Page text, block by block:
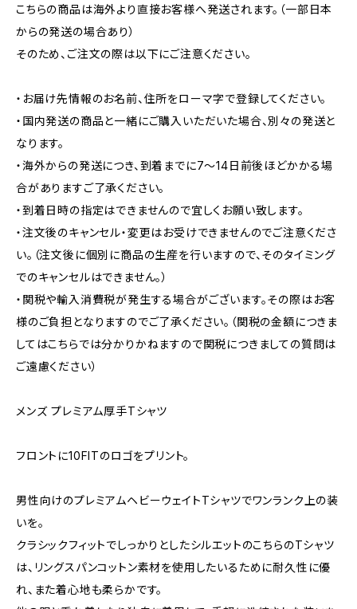
こちらの商品は海外より直接お客様へ発送されます。（一部日本
からの発送の場合あり）
そのため、ご注文の際は以下にご注意ください。
・お届け先情報のお名前、住所をローマ字で登録してください。
・国内発送の商品と一緒にご購入いただいた場合、別々の発送と
なります。
・海外からの発送につき、到着までに7〜14日前後ほどかかる場
合がありますご了承ください。
・到着日時の指定はできませんので宜しくお願い致します。
・注文後のキャンセル・変更はお受けできませんのでご注意くださ
い。（注文後に個別に商品の生産を行いますので、そのタイミング
でのキャンセルはできません。）
・関税や輸入消費税が発生する場合がございます。その際はお客
様のご負担となりますのでご了承ください。（関税の金額につきま
してはこちらでは分かりかねますので関税につきましての質問は
ご遠慮ください）
メンズ プレミアム厚手Tシャツ
フロントに10FITのロゴをプリント。
男性向けのプレミアムヘビーウェイトTシャツでワンランク上の装
いを。
クラシックフィットでしっかりとしたシルエットのこちらのTシャツ
は、リングスパンコットン素材を使用したいるために耐久性に優
れ、また着心地も柔らかです。